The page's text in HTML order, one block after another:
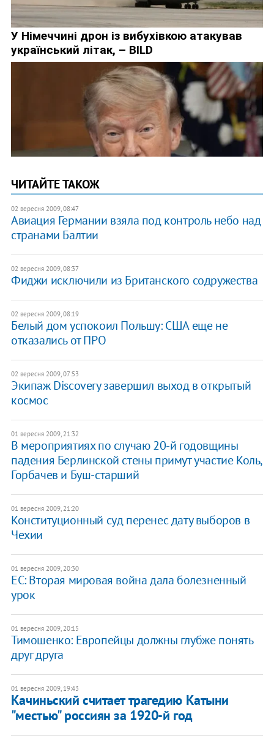
ЧИТАЙТЕ ТАКОЖ
02 вересня 2009, 08:47
Авиация Германии взяла под контроль небо над
странами Балтии
02 вересня 2009, 08:37
Фиджи исключили из Британского содружества
02 вересня 2009, 08:19
Белый дом успокоил Польшу: США еще не
отказались от ПРО
02 вересня 2009, 07:53
Экипаж Discovery завершил выход в открытый
космос
01 вересня 2009, 21:32
В мероприятиях по случаю 20-й годовщины
падения Берлинской стены примут участие Коль,
Горбачев и Буш-старший
01 вересня 2009, 21:20
Конституционный суд перенес дату выборов в
Чехии
01 вересня 2009, 20:30
ЕС: Вторая мировая война дала болезненный
урок
01 вересня 2009, 20:15
Тимошенко: Европейцы должны глубже понять
друг друга
01 вересня 2009, 19:43
Качиньский считает трагедию Катыни
"местью" россиян за 1920-й год